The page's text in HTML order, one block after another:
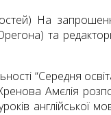
На
та
“Середня
Амєлія
англійської